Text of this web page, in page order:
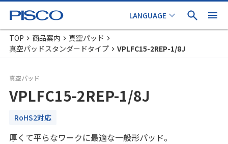
TOP 商品案内
真空パッド
真空パッドスタンダードタイプ
VPLFC15-2REP-1/8J
真空パッド
VPLFC15-2REP-1/8J
RoHS2対応
厚くて平らなワークに最適な一般形パッド。